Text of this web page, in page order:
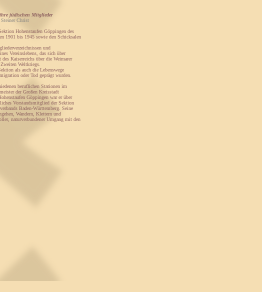
jüdischen Mitglieder
Steiner Christ
Hohenstaufen Göppingen des
1901 bis 1945 sowie den Schicksalen
und
Vereinslebens, das sich über
Kaiserreichs über die Weimarer
Weltkriegs.
als auch die Lebenswege
oder Tod geprägt wurden.
beruflichen Stationen im
der Großen Kreisstadt
Göppingen war er über
Vorstandsmitglied der Sektion
Baden-Württemberg. Seine
Wandern, Klettern und
naturverbundener Umgang mit den